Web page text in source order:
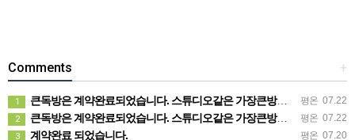
+
Comments
평온 07.22
1 큰독방은 계약완료되었습니다. 스튜디오같은 가장큰방을 2인동시 또는 혼자서 큰독방으로도 즉시입주 가능합니다.
평온 07.22
2 큰독방은 계약완료되었습니다. 스튜디오같은 가장큰방을 2인동시 또는 혼자서 큰독방으로도 즉시입주 가능합니다.
평온 07.20
3 계약완료 되었습니다.